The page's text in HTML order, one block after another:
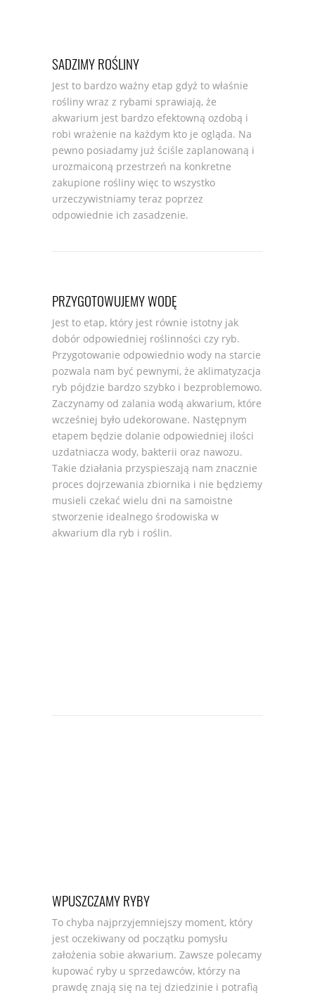
SADZIMY ROŚLINY
Jest to bardzo ważny etap gdyż to właśnie
rośliny wraz z rybami sprawiają, że
akwarium jest bardzo efektowną ozdobą i
robi wrażenie na każdym kto je ogląda. Na
pewno posiadamy już ściśle zaplanowaną i
urozmaiconą przestrzeń na konkretne
zakupione rośliny więc to wszystko
urzeczywistniamy teraz poprzez
odpowiednie ich zasadzenie.
PRZYGOTOWUJEMY WODĘ
Jest to etap, który jest równie istotny jak
dobór odpowiedniej roślinności czy ryb.
Przygotowanie odpowiednio wody na starcie
pozwala nam być pewnymi, że aklimatyzacja
ryb pójdzie bardzo szybko i bezproblemowo.
Zaczynamy od zalania wodą akwarium, które
wcześniej było udekorowane. Następnym
etapem będzie dolanie odpowiedniej ilości
uzdatniacza wody, bakterii oraz nawozu.
Takie działania przyspieszają nam znacznie
proces dojrzewania zbiornika i nie będziemy
musieli czekać wielu dni na samoistne
stworzenie idealnego środowiska w
akwarium dla ryb i roślin.
WPUSZCZAMY RYBY
To chyba najprzyjemniejszy moment, który
jest oczekiwany od początku pomysłu
założenia sobie akwarium. Zawsze polecamy
kupować ryby u sprzedawców, którzy na
prawdę znają się na tej dziedzinie i potrafią